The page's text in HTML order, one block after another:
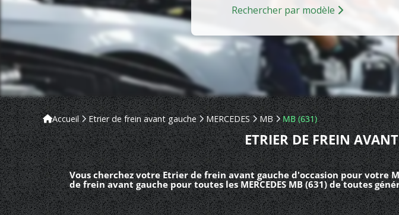
Rechercher par modèle
Accueil Etrier de frein avant gauche MERCEDES MB MB (631)
ETRIER DE FREIN
Vous cherchez votre Etrier de frein avant gauche d'occasion pour votre
de frein avant gauche pour toutes les MERCEDES MB (631) de toutes